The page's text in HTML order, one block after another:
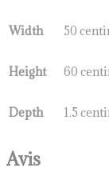
Width 50
Height 60
Depth 1.5
Avis